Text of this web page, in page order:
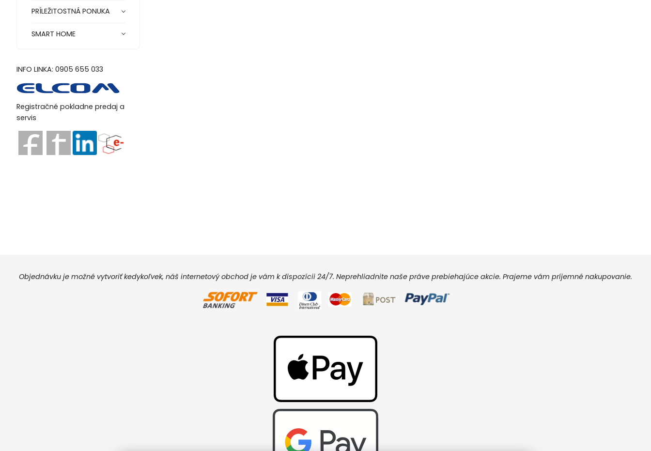
PRÍLEŽITOSTNÁ PONUKA
SMART HOME
INFO LINKA: 0905 655 033
Registračné pokladne predaj a
servis
Objednávku je možné vytvoriť kedykoľvek, náš internetový obchod je vám k dispozícii 24/7. Neprehliadnite naše práve prebiehajúce akcie. Prajeme vám príjemné nakupovanie.